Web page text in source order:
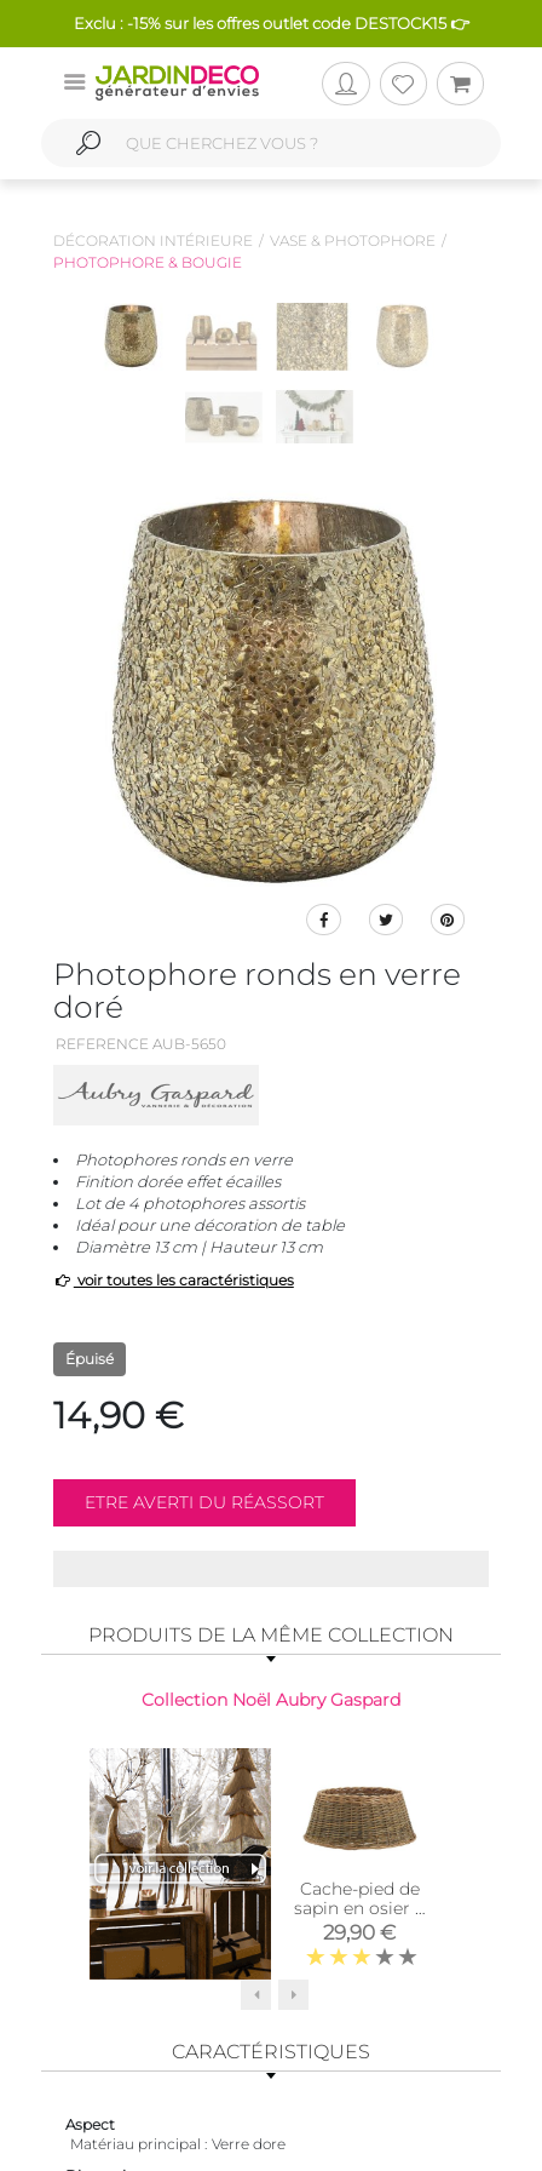
Exclu : -15% sur les offres outlet code DESTOCK15 👉
DÉCORATION INTÉRIEURE
VASE & PHOTOPHORE
PHOTOPHORE & BOUGIE
Photophore ronds en verre
doré
REFERENCE AUB-5650
Photophores ronds en verre
Finition dorée effet écailles
Lot de 4 photophores assortis
Idéal pour une décoration de table
Diamètre 13 cm | Hauteur 13 cm
voir toutes les caractéristiques
Épuisé
14,90 €
PRODUITS DE LA MÊME COLLECTION
Collection Noël Aubry Gaspard
Cache-pied de
sapin en osier 2
tons
29,90 €
CARACTÉRISTIQUES
Aspect
Matériau principal
Verre dore